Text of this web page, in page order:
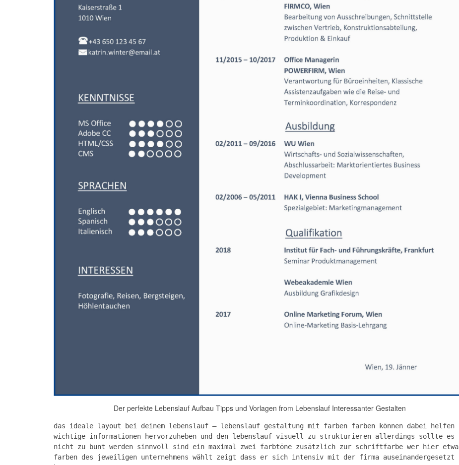
Der perfekte Lebenslauf Aufbau Tipps und Vorlagen from Lebenslauf Interessanter Gestalten
das ideale layout bei deinem lebenslauf – lebenslauf gestaltung mit farben farben können dabei helfen
wichtige informationen hervorzuheben und den lebenslauf visuell zu strukturieren allerdings sollte es
nicht zu bunt werden sinnvoll sind ein maximal zwei farbtöne zusätzlich zur schriftfarbe wer hier etwa
farben des jeweiligen unternehmens wählt zeigt dass er sich intensiv mit der firma auseinandergesetzt